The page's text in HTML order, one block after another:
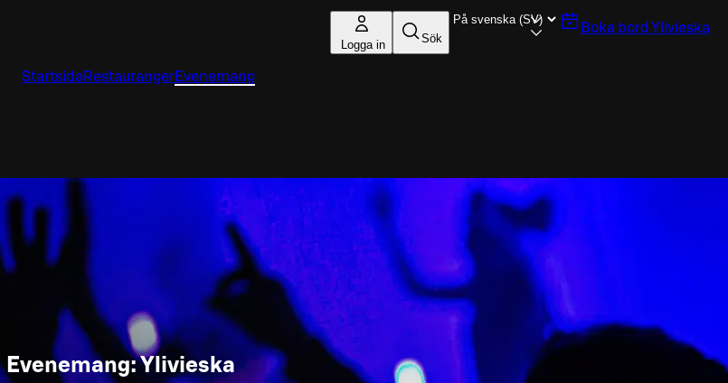
Logga in Sök
Boka bord Ylivieska
Startsida RestaurangerEvenemang
Evenemang: Ylivieska